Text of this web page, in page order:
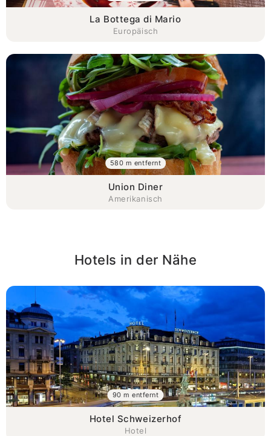
La Bottega di Mario
Europäisch
Union Diner
Amerikanisch
580 m entfernt
Hotels in der Nähe
Hotel Schweizerhof
Hotel
90 m entfernt